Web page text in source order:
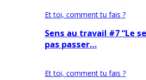
Et toi, comment tu fais ?
Sens au travail #7 “Le
pas passer…
Et toi, comment tu fais ?